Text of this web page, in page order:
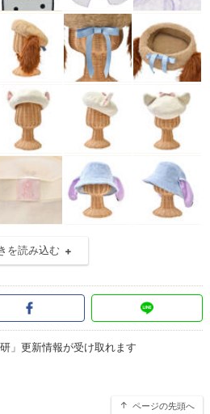
を読み込む
」更新情報が受け取れます
ページの先頭へ